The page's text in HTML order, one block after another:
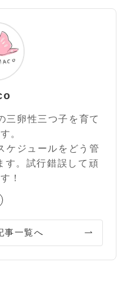
三卵性三つ子を育て
。
ケジュールをどう管
す。試行錯誤して頑
！
事一覧へ